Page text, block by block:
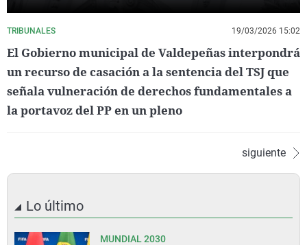
TRIBUNALES 19/03/2026 15:02
El Gobierno municipal de Valdepeñas interpondrá
un recurso de casación a la sentencia del TSJ que
señala vulneración de derechos fundamentales a
la portavoz del PP en un pleno
siguiente
Lo último
MUNDIAL 2030